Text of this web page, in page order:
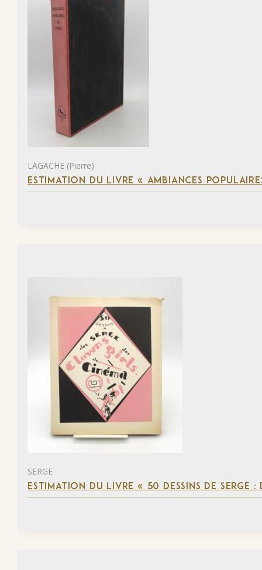
LAGACHE (Pierre)
ESTIMATION DU LIVRE « AMBIANCES
SERGE
ESTIMATION DU LIVRE « 50 DESSINS DE SERGE